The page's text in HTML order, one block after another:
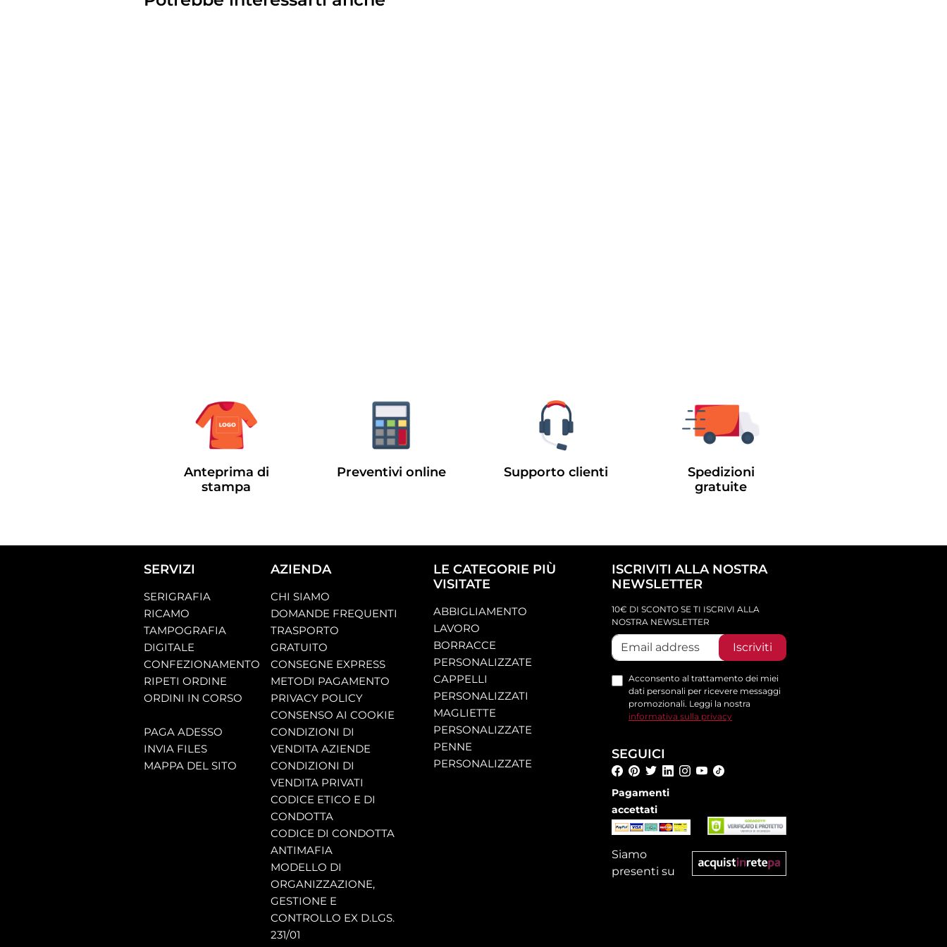
Anteprima di
stampa
Preventivi online Supporto clienti
Spedizioni
gratuite
SERVIZI
SERIGRAFIA
RICAMO
TAMPOGRAFIA
DIGITALE
CONFEZIONAMENTO
RIPETI ORDINE
ORDINI IN CORSO
PAGA ADESSO
INVIA FILES
MAPPA DEL SITO
AZIENDA
CHI SIAMO
DOMANDE FREQUENTI
TRASPORTO
GRATUITO
CONSEGNE EXPRESS
METODI PAGAMENTO
PRIVACY POLICY
CONSENSO AI COOKIE
CONDIZIONI DI
VENDITA AZIENDE
CONDIZIONI DI
VENDITA PRIVATI
CODICE ETICO E DI
CONDOTTA
CODICE DI CONDOTTA
ANTIMAFIA
MODELLO DI
ORGANIZZAZIONE,
GESTIONE E
CONTROLLO EX D.LGS.
231/01
LE CATEGORIE PIÙ
VISITATE
ABBIGLIAMENTO
LAVORO
BORRACCE
PERSONALIZZATE
CAPPELLI
PERSONALIZZATI
MAGLIETTE
PERSONALIZZATE
PENNE
PERSONALIZZATE
ISCRIVITI ALLA NOSTRA
NEWSLETTER
10€ DI SCONTO SE TI ISCRIVI ALLA
NOSTRA NEWSLETTER
Iscriviti
Acconsento al trattamento dei miei
dati personali per ricevere messaggi
promozionali. Leggi la nostra
informativa sulla privacy
SEGUICI
Pagamenti
accettati
Siamo
presenti su